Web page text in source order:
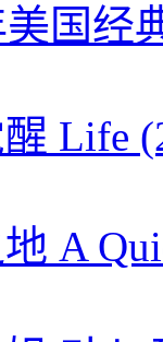
美国经
Life
A